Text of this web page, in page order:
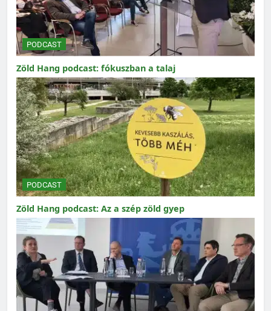
PODCAST
Zöld Hang podcast: fókuszban a talaj
PODCAST
Zöld Hang podcast: Az a szép zöld gyep